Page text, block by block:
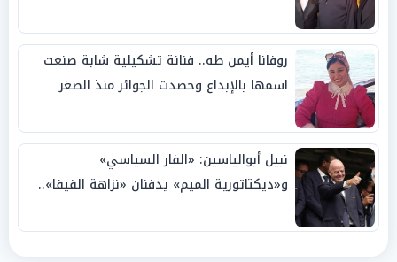
روفانا أيمن طه.. فنانة تشكيلية شابة صنعت
اسمها بالإبداع وحصدت الجوائز منذ الصغر
نبيل أبوالياسين: «الفار السياسي»
و«ديكتاتورية الميم» يدفنان «نزاهة الفيفا»..